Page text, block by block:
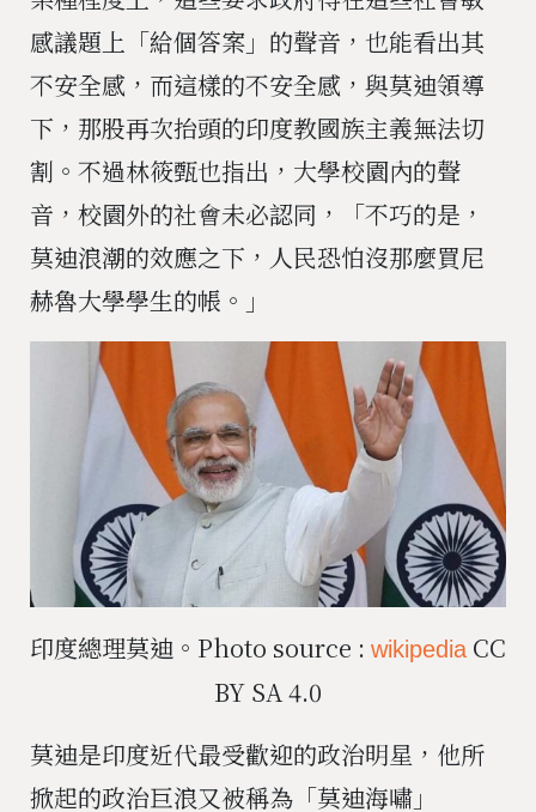
感議題上「給個答案」的聲音，也能看出其
不安全感，而這樣的不安全感，與莫迪領導
下，那股再次抬頭的印度教國族主義無法切
割。不過林筱甄也指出，大學校園內的聲
音，校園外的社會未必認同，「不巧的是，
莫迪浪潮的效應之下，人民恐怕沒那麼買尼
赫魯大學學生的帳。」
印度總理莫迪。Photo source : wikipedia CC
BY SA 4.0
莫迪是印度近代最受歡迎的政治明星，他所
掀起的政治巨浪又被稱為「莫迪海嘯」